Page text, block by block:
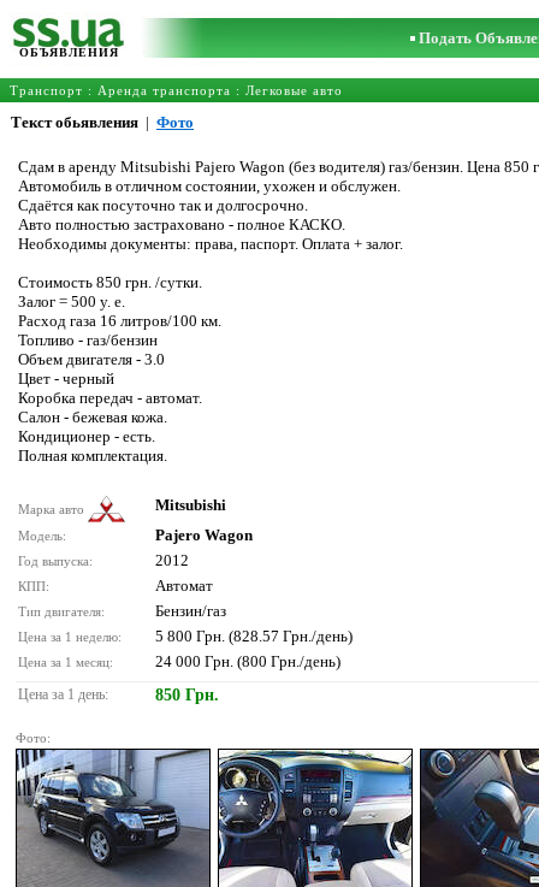
ОБЪЯВЛЕНИЯ
Подать
Транспорт : Аренда транспорта : Легковые авто
Текст обьявления | Фото
Сдам в аренду Mitsubishi Pajero Wagon (без водителя) газ/бензин. Цена 850
Автомобиль в отличном состоянии, ухожен и обслужен.
Сдаётся как посуточно так и долгосрочно.
Авто полностью застраховано - полное КАСКО.
Необходимы документы: права, паспорт. Оплата + залог.
Стоимость 850 грн. /сутки.
Залог = 500 у. е.
Расход газа 16 литров/100 км.
Топливо - газ/бензин
Объем двигателя - 3.0
Цвет - черный
Коробка передач - автомат.
Салон - бежевая кожа.
Кондиционер - есть.
Полная комплектация.
Марка авто Mitsubishi
Модель: Pajero Wagon
Год выпуска: 2012
КПП: Автомат
Тип двигателя: Бензин/газ
Цена за 1 неделю: 5 800 Грн. (828.57 Грн./день)
Цена за 1 месяц: 24 000 Грн. (800 Грн./день)
Цена за 1 день: 850 Грн.
Фото: